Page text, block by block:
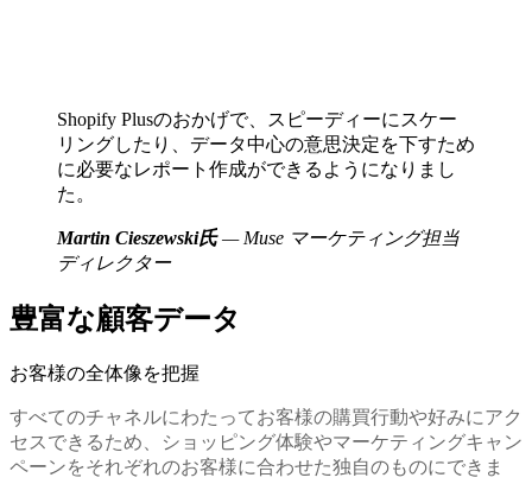
Shopify Plusのおかげで、スピーディーにスケー
リングしたり、データ中心の意思決定を下すため
に必要なレポート作成ができるようになりまし
た。
Martin Cieszewski氏— Muse マーケティング担当
ディレクター
豊富な顧客データ
お客様の全体像を把握
すべてのチャネルにわたってお客様の購買行動や好みにアク
セスできるため、ショッピング体験やマーケティングキャン
ペーンをそれぞれのお客様に合わせた独自のものにできま